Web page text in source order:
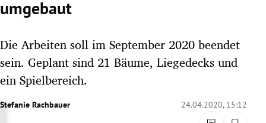
Untermenü
Untermenü
umgebaut
Die Arbeiten soll im September 2020 beendet
sein. Geplant sind 21 Bäume, Liegedecks und
ein Spielbereich.
Stefanie Rachbauer 24.04.2020, 15:12